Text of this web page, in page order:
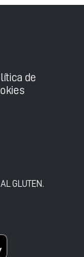
de
GLUTEN.